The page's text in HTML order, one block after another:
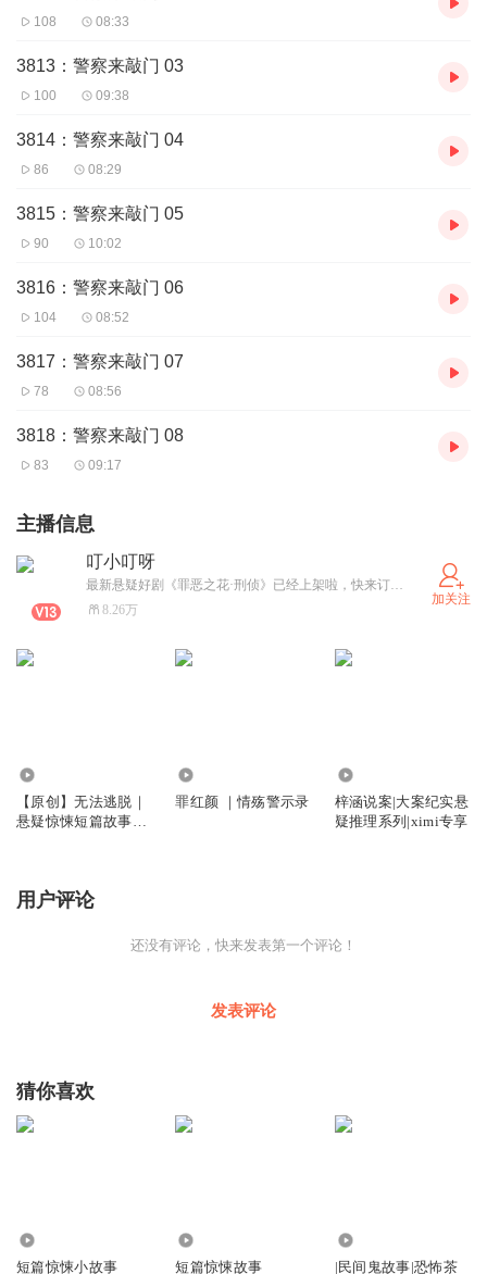
108 08:33
3813：警察来敲门 03
100 09:38
3814：警察来敲门 04
86 08:29
3815：警察来敲门 05
90 10:02
3816：警察来敲门 06
104 08:52
3817：警察来敲门 07
78 08:56
3818：警察来敲门 08
83 09:17
主播信息
叮小叮呀
最新悬疑好剧《罪恶之花·刑侦》已经上架啦，快来订阅收听叭！世人说，恶人自有天收。 世人说，是非自有公论。 弟弟的惨死，父亲的冤死，母亲的疯癫，何来公道？ 储觅不愿信了，这所谓的公道由她自己主持吧。 罪恶的花在储觅九岁的心底埋下了种子，在昭昭天理中发芽，在灼灼人心中盛开。……《嘘，别说话 | 细思甚恐的都市刑侦悬疑多播好剧》《午夜小茶馆》《百味人生》《罪红颜》持续火热更新中~小耳朵们，寻找最特别的你
8.26万
加关注
【原创】无法逃脱｜
悬疑惊悚短篇故事簿
罪红颜 ｜情殇警示录
梓涵说案|大案纪实悬
疑推理系列|ximi专享
用户评论
还没有评论，快来发表第一个评论！
发表评论
猜你喜欢
短篇惊悚小故事 短篇惊悚故事
|民间鬼故事|恐怖茶